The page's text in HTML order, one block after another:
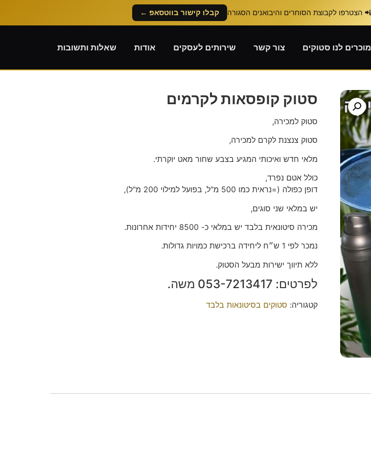
קבלו קישור בווטסאפ ←
מוכרים לנו סטוקים צור קשר שירותים לעסקים אודות שאלות ותשובות
סטוק קופסאות לקרמים
סטוק למכירה,
סטוק צנצנת לקרם למכירה,
מלאי חדש ואיכותי המגיע בצבע שחור מאט יוקרתי.
כולל אטם נפרד,
דופן כפולה (=נראית כמו 500 מ"ל, בפועל למילוי 200 מ"ל),
יש במלאי שני סוגים,
מכירה סיטונאית בלבד יש במלאי כ- 8500 יחידות אחרונות.
נמכר לפי 1 ש״ח ליחידה ברכישת כמויות גדולות.
ללא תיווך ישירות מבעל הסטוק.
לפרטים: ‭053-7213417‬ משה.
קטגוריה: סטוקים בסיטונאות בלבד